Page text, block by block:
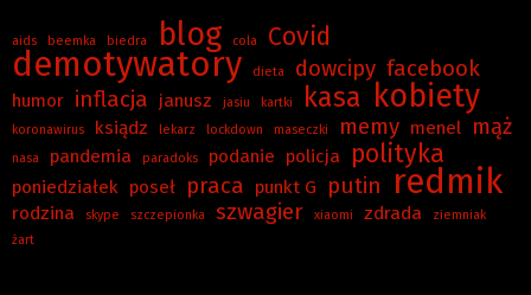
aids beemka biedra blog cola Covid
demotywatory dieta dowcipy facebook
humor inflacja janusz jasiu kartki kasa kobiety
koronawirus ksiądz lekarz lockdown maseczki memy menel mąż
nasa pandemia paradoks podanie policja polityka
poniedziałek poseł praca punkt G putin redmik
rodzina skype szczepionka szwagier xiaomi zdrada
ziemniak
żart